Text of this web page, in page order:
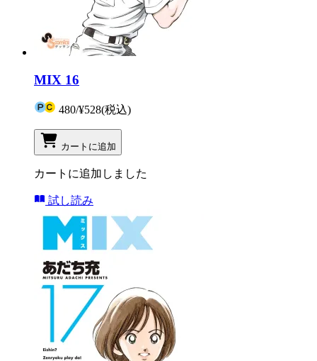
MIX 16
480/¥528(税込)
カートに追加
カートに追加しました
試し読み